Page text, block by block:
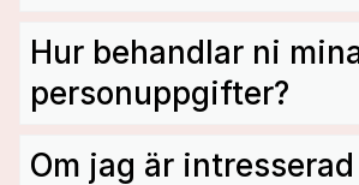
Hur behandlar ni
personuppgifter?
Om jag är